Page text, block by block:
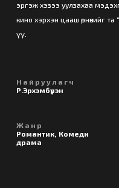
эргэж хэзээ уулзахаа
кино хэрхэн цааш өрнөхийг
үү.
Найруулагч
Р.Эрхэмбүрэн
Жанр
Романтик, Комеди
драма